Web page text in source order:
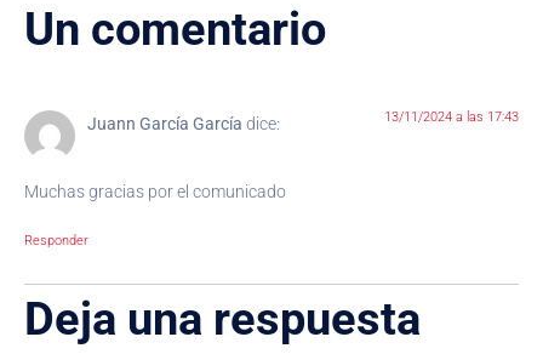
Un comentario
Juann García García dice: 13/11/2024 a las 17:43
Muchas gracias por el comunicado
Responder
Deja una respuesta